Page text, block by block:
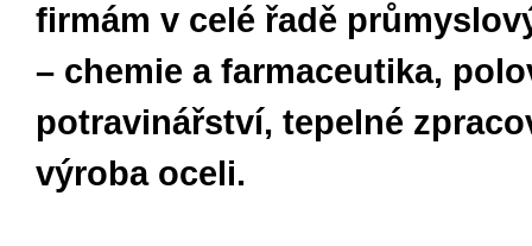
firmám v celé řadě
– chemie a farmaceutika,
potravinářství, tepelné
výroba oceli.